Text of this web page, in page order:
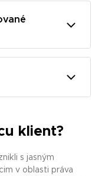
klient?
s jasným
v oblasti práva